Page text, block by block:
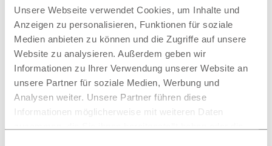
Unsere Webseite verwendet Cookies, um Inhalte und
Anzeigen zu personalisieren, Funktionen für soziale
Medien anbieten zu können und die Zugriffe auf unsere
Website zu analysieren. Außerdem geben wir
Informationen zu Ihrer Verwendung unserer Website an
unsere Partner für soziale Medien, Werbung und
Analysen weiter. Unsere Partner führen diese
Informationen möglicherweise mit weiteren Daten
Bio-Bettwäsche Wandbilder
Dieses Produkt bewerten